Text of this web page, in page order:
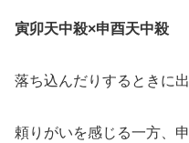
寅卯天中殺×申酉天中殺
落ち込んだりするときに
頼りがいを感じる一方、